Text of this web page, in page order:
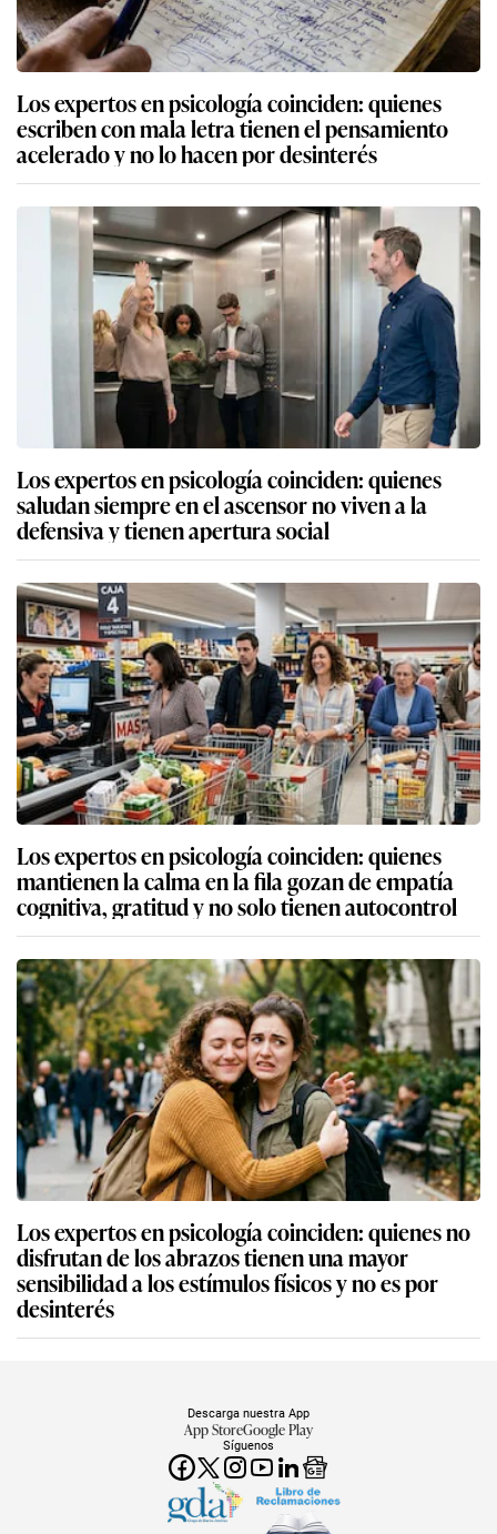
Los expertos en psicología coinciden: quienes
escriben con mala letra tienen el pensamiento
acelerado y no lo hacen por desinterés
Los expertos en psicología coinciden: quienes
saludan siempre en el ascensor no viven a la
defensiva y tienen apertura social
Los expertos en psicología coinciden: quienes
mantienen la calma en la fila gozan de empatía
cognitiva, gratitud y no solo tienen autocontrol
Los expertos en psicología coinciden: quienes no
disfrutan de los abrazos tienen una mayor
sensibilidad a los estímulos físicos y no es por
desinterés
Síguenos
Descarga nuestra App
App StoreGoogle Play